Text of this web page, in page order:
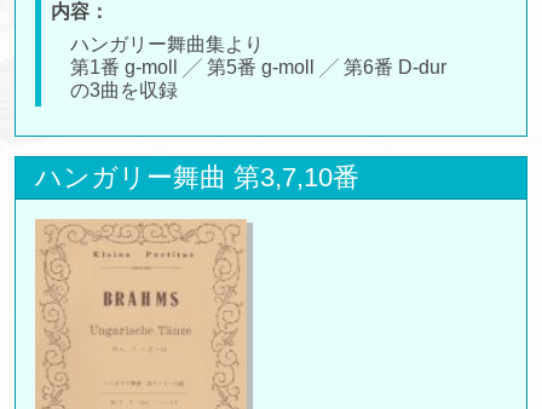
内容：
ハンガリー舞曲集より
第1番 g-moll ╱ 第5番 g-moll ╱ 第6番 D-dur
の3曲を収録
ハンガリー舞曲 第3,7,10番